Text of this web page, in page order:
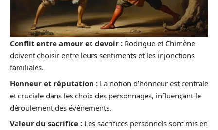
Conflit entre amour et devoir : Rodrigue et Chimène
doivent choisir entre leurs sentiments et les injonctions
familiales.
Honneur et réputation : La notion d’honneur est centrale
et cruciale dans les choix des personnages, influençant le
déroulement des événements.
Valeur du sacrifice : Les sacrifices personnels sont mis en